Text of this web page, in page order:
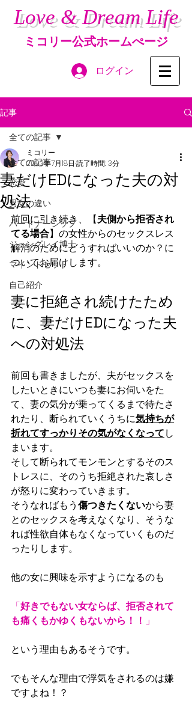
Love & Dream Life
ミコリー公式ホームぺージ
ログイン
記事
全ての記事
恋愛
男女の違い
パートナーシップ
ジョングレイ博士
マインドセット
自己紹介
全ての記事
妻だけEDになった夫の対
処法
ミコリー
2023年7月18日 読了時間: 3分
前回に引き続き、【夫側から拒否され
てる場合】の女性からのセックスレス
解消のためにどうすればいいのか？に
ついてお届けします。
妻に拒絶され続けたため
に、妻だけEDになった夫
への対処法
前回も書きましたが、夫がセックスを
したいときにいつも妻にお伺いをた
て、妻の気分が乗ってくるまで待たさ
れたり、断られていくうちに気持ちが
折れてすっかりその気がなくなってし
まいます。
そして断られてモンモンとするそのス
トレスに、そのうち拒絶された哀しさ
が怒りに変わっていきます。
そうなればもう傷つきたくないから妻
とのセックスを考えなくなり、そうな
れば性欲自体もなくなっていくものだ
ったりします。
他の女に興味を示すようになるのも
「好きでもない女ならば、拒否されて
も痛くもかゆくもないから！！ 」
という理由もあるそうです。
でもそんな理由で浮気をされるのは嫌
ですよね！？